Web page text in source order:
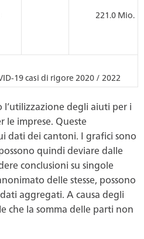
221.0 Mio.
19 casi di rigore 2020 / 2022
degli aiuti per i
le imprese. Queste
dati dei cantoni. I grafici sono
quindi deviare dalle
conclusioni su singole
delle stesse, possono
aggregati. A causa degli
che la somma delle parti non